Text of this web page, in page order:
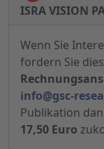
ISRA VISION
Wenn Sie
fordern Sie
info@gsc-
Publikation
17,50 Euro